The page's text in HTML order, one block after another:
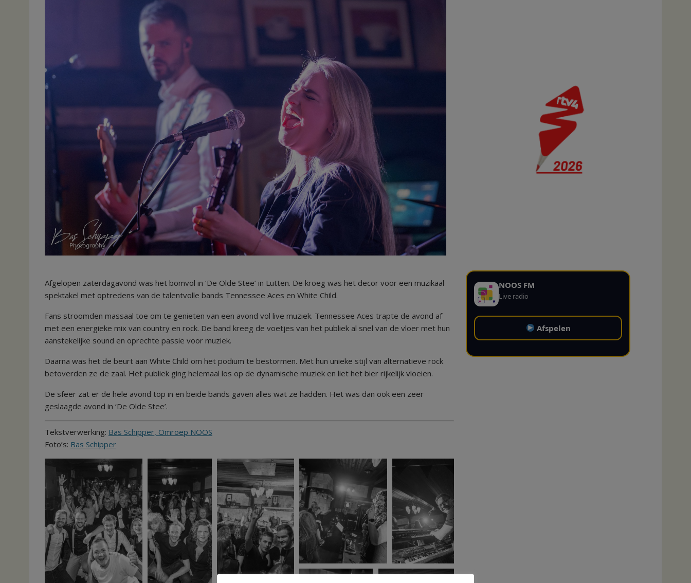
Afgelopen zaterdagavond was het bomvol in ‘De Olde Stee’ in Lutten. De kroeg was het decor voor een muzikaal
spektakel met optredens van de talentvolle bands Tennessee Aces en White Child.
Fans stroomden massaal toe om te genieten van een avond vol live muziek. Tennessee Aces trapte de avond af
met een energieke mix van country en rock. De band kreeg de voetjes van het publiek al snel van de vloer met hun
aanstekelijke sound en oprechte passie voor muziek.
Daarna was het de beurt aan White Child om het podium te bestormen. Met hun unieke stijl van alternatieve rock
betoverden ze de zaal. Het publiek ging helemaal los op de dynamische muziek en liet het bier rijkelijk vloeien.
De sfeer zat er de hele avond top in en beide bands gaven alles wat ze hadden. Het was dan ook een zeer
geslaagde avond in ‘De Olde Stee’.
Tekstverwerking: Bas Schipper, Omroep NOOS
Foto’s: Bas Schipper
NOOS FM
Live radio
Afspelen